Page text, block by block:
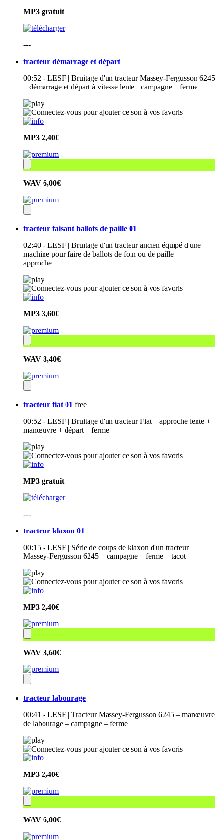
MP3 gratuit
---
tracteur démarrage et départ
00:52 - LESF | Bruitage d'un tracteur Massey-Fergusson 6245
– démarrage et départ à vitesse lente - campagne – ferme
MP3 2,40€
WAV 6,00€
tracteur faisant ballots de paille 01
02:40 - LESF | Bruitage d'un tracteur ancien équipé d'une
machine pour faire de ballots de foin ou de paille –
approche…
MP3 3,60€
WAV 8,40€
tracteur fiat 01 free
00:52 - LESF | Bruitage d'un tracteur Fiat – approche lente +
manœuvre + départ – ferme
MP3 gratuit
---
tracteur klaxon 01
00:15 - LESF | Série de coups de klaxon d'un tracteur
Massey-Fergusson 6245 – campagne – ferme – tacot
MP3 2,40€
WAV 3,60€
tracteur labourage
00:41 - LESF | Tracteur Massey-Fergusson 6245 – manœuvre
de labourage – campagne – ferme
MP3 2,40€
WAV 6,00€